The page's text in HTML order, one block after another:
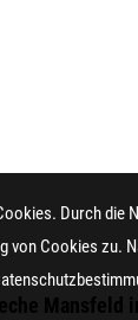
Mansfeld
Durch die
von Cookies zu.